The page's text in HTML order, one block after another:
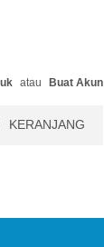
atau Buat Akun
KERANJANG